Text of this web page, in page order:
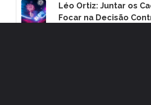
Léo Ortiz: Juntar os
Focar na Decisão